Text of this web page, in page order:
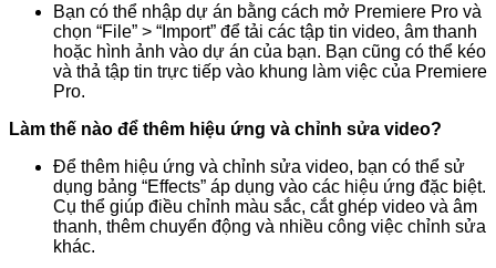
Bạn có thể nhập dự án bằng cách mở Premiere Pro và
chọn “File” > “Import” để tải các tập tin video, âm thanh
hoặc hình ảnh vào dự án của bạn. Bạn cũng có thể kéo
và thả tập tin trực tiếp vào khung làm việc của Premiere
Pro.
Làm thế nào để thêm hiệu ứng và chỉnh sửa video?
Để thêm hiệu ứng và chỉnh sửa video, bạn có thể sử
dụng bảng “Effects” áp dụng vào các hiệu ứng đặc biệt.
Cụ thể giúp điều chỉnh màu sắc, cắt ghép video và âm
thanh, thêm chuyển động và nhiều công việc chỉnh sửa
khác.